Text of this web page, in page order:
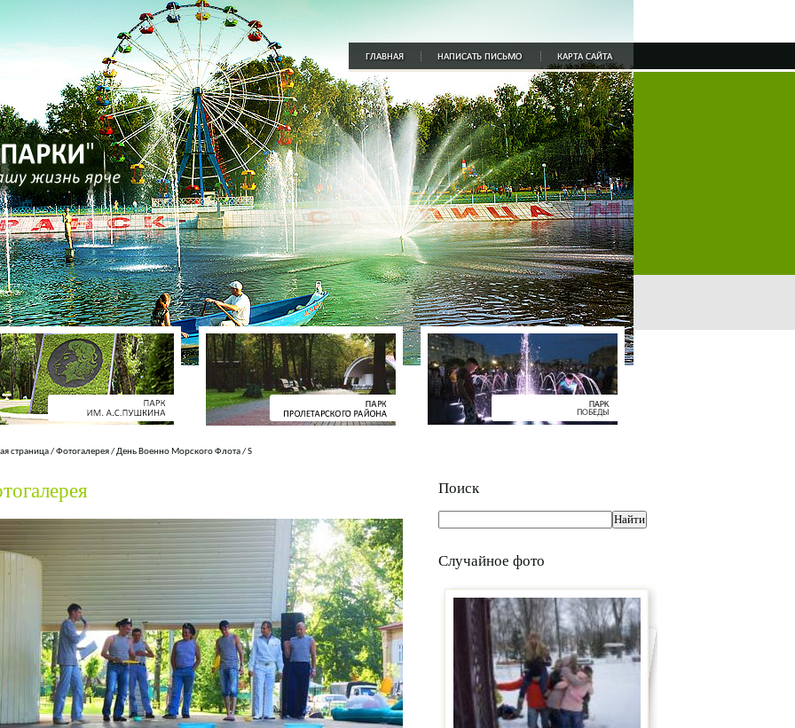
страница/Фотогалерея/День Военно Морского Флота/S
Поиск
Случайное фото